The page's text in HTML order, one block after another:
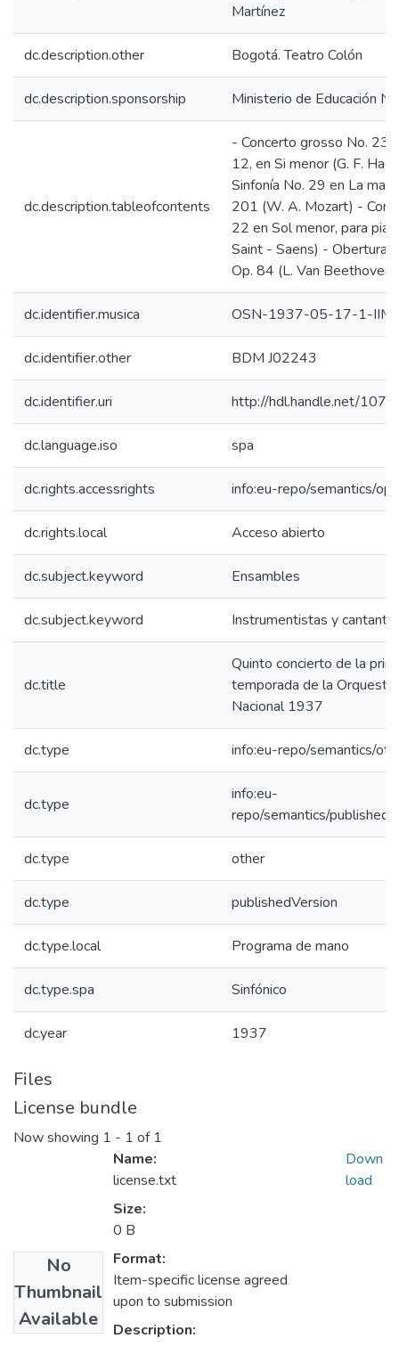
Martínez
dc.description.other Bogotá. Teatro Colón
dc.description.sponsorship Ministerio de Educación
dc.description.tableofcontents
- Concerto grosso No. 23
12, en Si menor (G. F.
Sinfonía No. 29 en La
201 (W. A. Mozart) -
22 en Sol menor, para
Saint - Saens) - Obertura
Op. 84 (L. Van Beethoven)
dc.identifier.musica OSN-1937-05-17-1-IIM
dc.identifier.other BDM J02243
dc.identifier.uri http://hdl.handle.net/
dc.language.iso spa
dc.rights.accessrights info:eu-repo/semantics/
dc.rights.local Acceso abierto
dc.subject.keyword Ensambles
dc.subject.keyword Instrumentistas y
dc.title
Quinto concierto de la
temporada de la Orquesta
Nacional 1937
dc.type info:eu-repo/semantics/
dc.type
info:eu-
repo/semantics/
dc.type other
dc.type publishedVersion
dc.type.local Programa de mano
dc.type.spa Sinfónico
dc.year 1937
Files
License bundle
Now showing 1 - 1 of 1
No
Thumbnail
Available
Name:
license.txt
Size:
0 B
Format:
Item-specific license agreed
upon to submission
Description:
Down
load